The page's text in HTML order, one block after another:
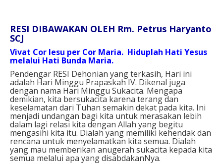
RESI DIBAWAKAN OLEH Rm. Petrus Haryanto
SCJ
Vivat Cor Iesu per Cor Maria. Hiduplah Hati Yesus
melalui Hati Bunda Maria.
Pendengar RESI Dehonian yang terkasih, Hari ini
adalah Hari Minggu Prapaskah IV. Dikenal juga
dengan nama Hari Minggu Sukacita. Mengapa
demikian, kita bersukacita karena terang dan
keselamatan dari Tuhan semakin dekat pada kita. Ini
menjadi undangan bagi kita untuk merasakan lebih
dalam lagi relasi kita dengan Allah yang begitu
mengasihi kita itu. Dialah yang memiliki kehendak dan
rencana untuk menyelamatkan kita semua. Dialah
yang mau memberikan anugerah sukacita kepada kita
semua melalui apa yang disabdakanNya.